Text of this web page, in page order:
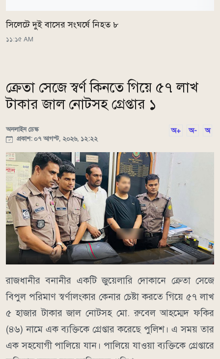
সিলেটে দুই বাসের সংঘর্ষে নিহত ৮
১১:১৫ AM
ক্রেতা সেজে স্বর্ণ কিনতে গিয়ে ৫৭ লাখ
টাকার জাল নোটসহ গ্রেপ্তার ১
অনলাইন ডেস্ক
প্রকাশ: ০৭ আগস্ট, ২০২৬, ১২:২২
অ+ অ- অ
রাজধানীর বনানীর একটি জুয়েলারি দোকানে ক্রেতা সেজে
বিপুল পরিমাণ স্বর্ণালংকার কেনার চেষ্টা করতে গিয়ে ৫৭ লাখ
৫ হাজার টাকার জাল নোটসহ মো. রুবেল আহম্মেদ ফকির
(৪৬) নামে এক ব্যক্তিকে গ্রেপ্তার করেছে পুলিশ। এ সময় তার
এক সহযোগী পালিয়ে যান। পালিয়ে যাওয়া ব্যক্তিকে গ্রেপ্তারে